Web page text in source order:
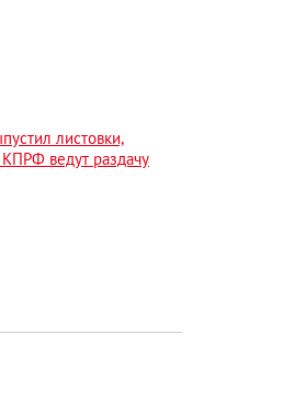
листовки,
ведут раздачу